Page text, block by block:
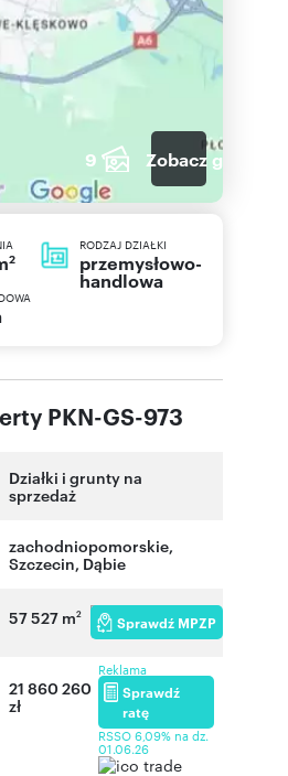
9 Zobacz galerię
2
RODZAJ DZIAŁKI
przemysłowo-
handlowa
PKN-GS-973
Działki i grunty na
sprzedaż
zachodniopomorskie,
Szczecin, Dąbie
57 527 m2 Sprawdź MPZP
21 860 260
zł
Reklama
Sprawdź
ratę
RSSO 6,09% na dz.
01.06.26